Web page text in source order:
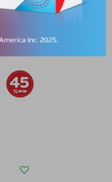
interesar